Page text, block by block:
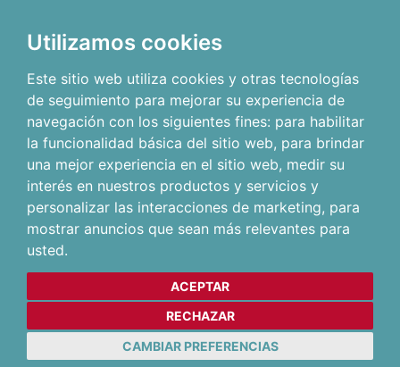
Utilizamos cookies
Este sitio web utiliza cookies y otras tecnologías
de seguimiento para mejorar su experiencia de
navegación con los siguientes fines: para habilitar
la funcionalidad básica del sitio web, para brindar
una mejor experiencia en el sitio web, medir su
interés en nuestros productos y servicios y
personalizar las interacciones de marketing, para
mostrar anuncios que sean más relevantes para
usted.
ACEPTAR
RECHAZAR
CAMBIAR PREFERENCIAS